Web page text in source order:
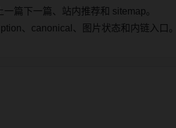
篇下一篇、站内推荐和 sitemap。
、canonical、图片状态和内链入口。